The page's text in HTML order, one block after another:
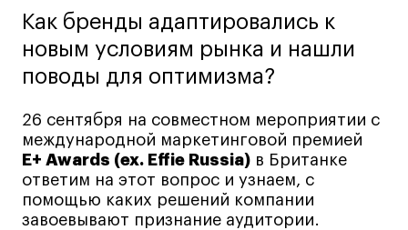
Лайфстайл
Навыки предпринимателя и управленца
Онлайн
Искусство
Фотография
Очно + онлайн
Все программы
Как бренды адаптировались к
новым условиям рынка и нашли
поводы для оптимизма?
26 сентября на совместном мероприятии с
международной маркетинговой премией
E+ Awards (ex. Effie Russia) в Британке
ответим на этот вопрос и узнаем, с
помощью каких решений компании
завоевывают признание аудитории.